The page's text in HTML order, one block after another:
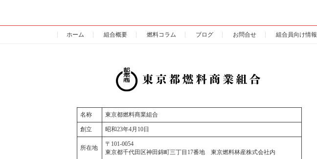
ホーム 組合概要 燃料コラム ブログ お問合せ 組合員向け情報
名称 東京都燃料商業組合
創立 昭和23年4月10日
所在地
〒101-0054
東京都千代田区神田錦町三丁目17番地 東京燃料林産株式会社内